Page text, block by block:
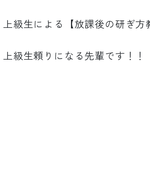
上級生による【放課後の研ぎ方
上級生頼りになる先輩です！！